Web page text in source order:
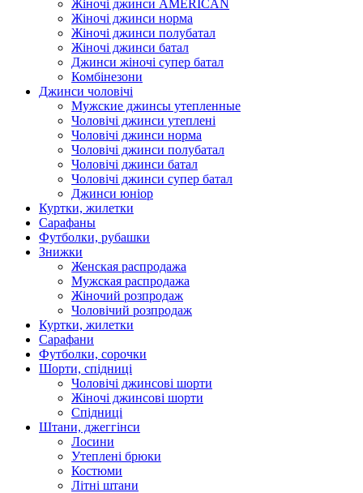
Жіночі джинси AMERICAN
Жіночі джинси норма
Жіночі джинси полубатал
Жіночі джинси батал
Джинси жіночі супер батал
Комбінезони
Джинси чоловічі
Мужские джинсы утепленные
Чоловічі джинси утеплені
Чоловічі джинси норма
Чоловічі джинси полубатал
Чоловічі джинси батал
Чоловічі джинси супер батал
Джинси юніор
Куртки, жилетки
Сарафаны
Футболки, рубашки
Знижки
Женская распродажа
Мужская распродажа
Жіночий розпродаж
Чоловічий розпродаж
Куртки, жилетки
Сарафани
Футболки, сорочки
Шорти, спідниці
Чоловічі джинсові шорти
Жіночі джинсові шорти
Спідниці
Штани, джеггінси
Лосини
Утеплені брюки
Костюми
Літні штани